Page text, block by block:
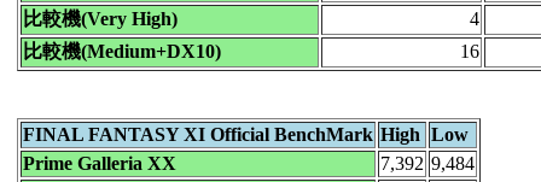
比較機(Very High)
4
比較機(Medium+DX10)
16
FINAL FANTASY XI Official BenchMark High Low
Prime Galleria XX
7,392 9,484